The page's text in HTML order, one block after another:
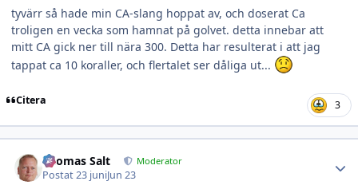
tyvärr så hade min CA-slang hoppat av, och doserat Ca
troligen en vecka som hamnat på golvet. detta innebar att
mitt CA gick ner till nära 300. Detta har resulterat i att jag
tappat ca 10 koraller, och flertalet ser dåliga ut...
Citera 3
Thomas Salt Moderator
Postat23 juniJun 23